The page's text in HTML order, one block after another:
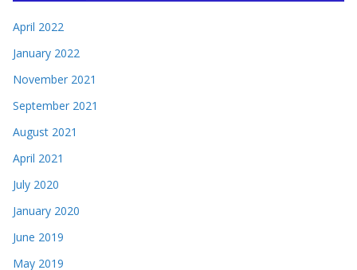
April 2022
January 2022
November 2021
September 2021
August 2021
April 2021
July 2020
January 2020
June 2019
May 2019